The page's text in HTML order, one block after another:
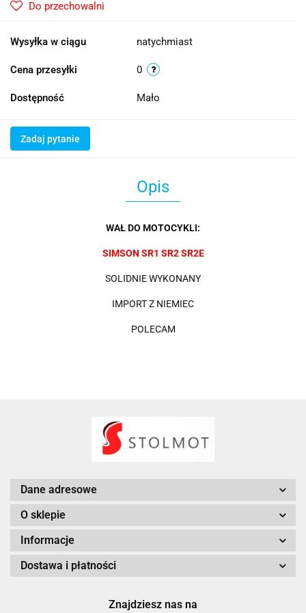
Do przechowalni
Wysyłka w ciągu natychmiast
Cena przesyłki 0
Dostępność Mało
Zadaj pytanie
Opis
WAŁ DO MOTOCYKLI:
SIMSON SR1 SR2 SR2E
SOLIDNIE WYKONANY
IMPORT Z NIEMIEC
POLECAM
Dane adresowe
O sklepie
Informacje
Dostawa i płatności
Znajdziesz nas na